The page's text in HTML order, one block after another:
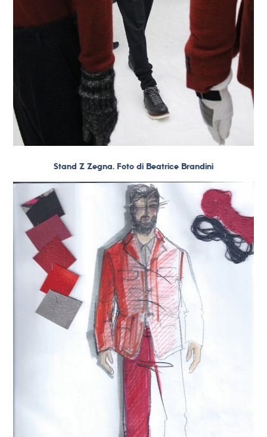
Stand Z Zegna. Foto di Beatrice Brandini